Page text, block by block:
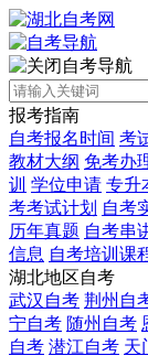
自考导航
报考指南
自考报名时间 考
教材大纲 免考办
训 学位申请 专升
考考试计划 自考
历年真题 自考串
信息 自考培训课
湖北地区自考
武汉自考 荆州自
宁自考 随州自考
自考 潜江自考 天